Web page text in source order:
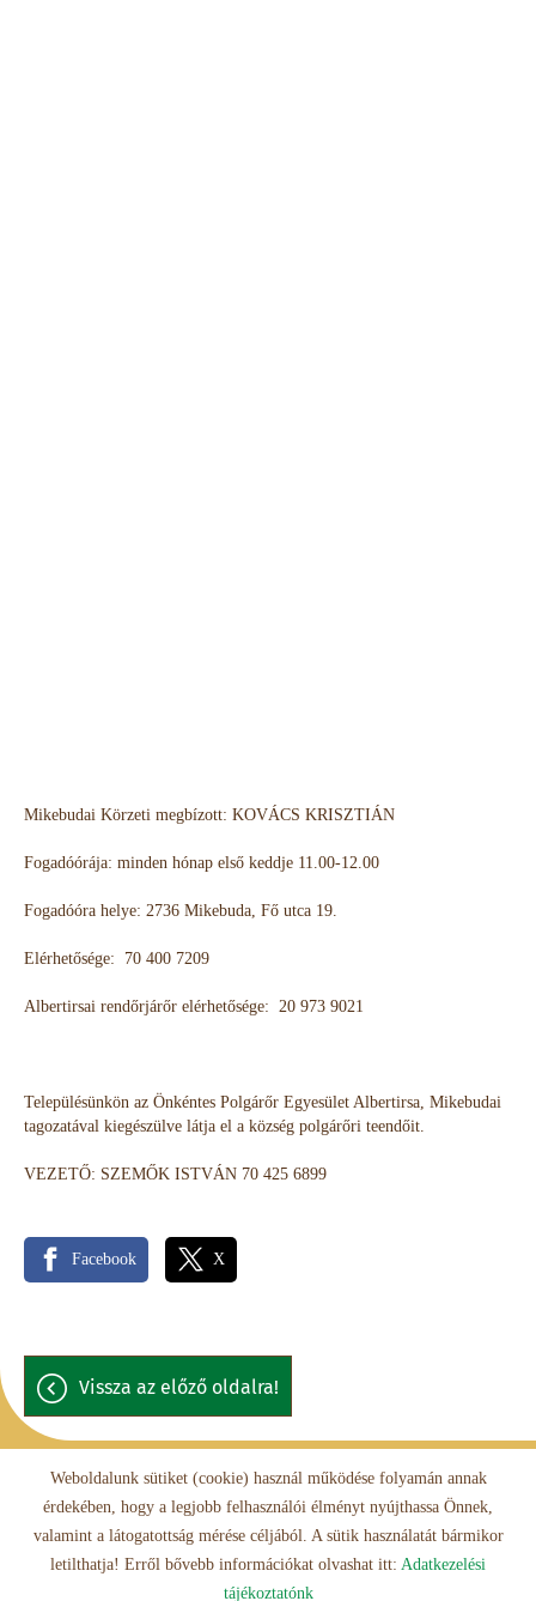
Mikebudai Körzeti megbízott: KOVÁCS KRISZTIÁN
Fogadóórája: minden hónap első keddje 11.00-12.00
Fogadóóra helye: 2736 Mikebuda, Fő utca 19.
Elérhetősége: 70 400 7209
Albertirsai rendőrjárőr elérhetősége: 20 973 9021
Településünkön az Önkéntes Polgárőr Egyesület Albertirsa, Mikebudai
tagozatával kiegészülve látja el a község polgárőri teendőit.
VEZETŐ: SZEMŐK ISTVÁN 70 425 6899
Facebook X
vissza az előző oldalra!
Oldal információk Adatkezelési tájékoztató
Weboldalunk sütiket (cookie) használ működése folyamán annak
érdekében, hogy a legjobb felhasználói élményt nyújthassa Önnek,
valamint a látogatottság mérése céljából. A sütik használatát bármikor
letilthatja! Erről bővebb információkat olvashat itt: Adatkezelési
tájékoztatónk